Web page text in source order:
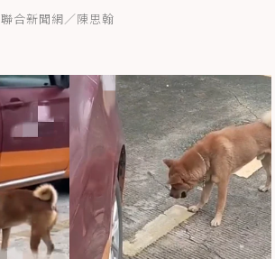
聯合新聞網／陳思翰